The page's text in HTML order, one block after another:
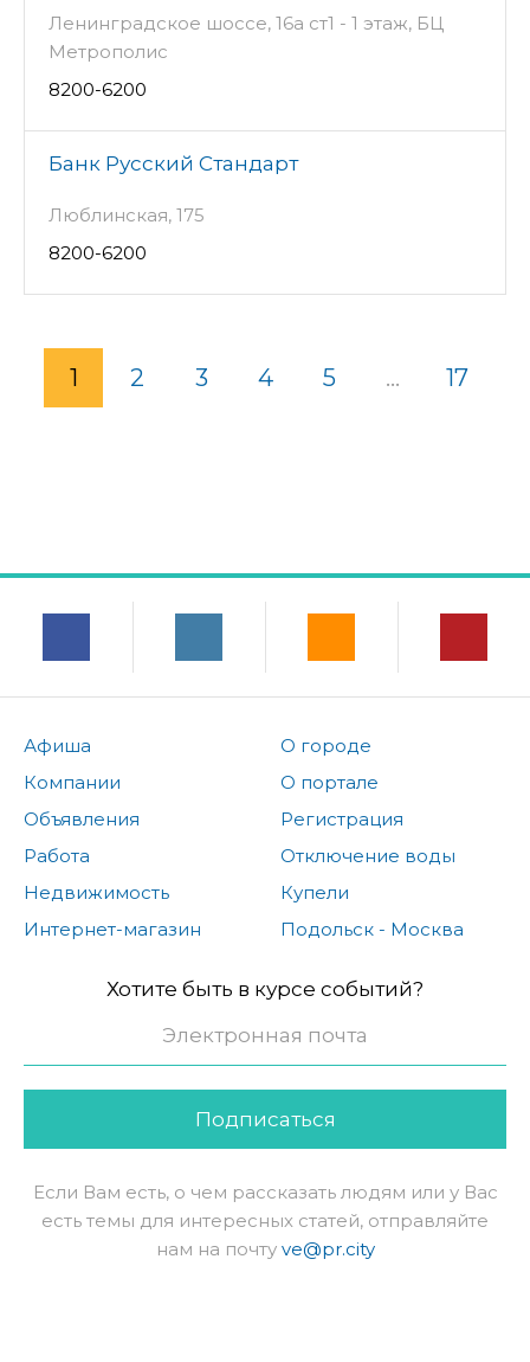
Ленинградское шоссе, 16а ст1 - 1 этаж, БЦ
Метрополис
8200-6200
Банк Русский Стандарт
Люблинская, 175
8200-6200
1 2 3 4 5 ... 17
Афиша
Компании
Объявления
Работа
Недвижимость
Интернет-магазин
О городе
О портале
Регистрация
Отключение воды
Купели
Подольск - Москва
Хотите быть в курсе событий?
Подписаться
Если Вам есть, о чем рассказать людям или у Вас
есть темы для интересных статей, отправляйте
нам на почту ve@pr.city